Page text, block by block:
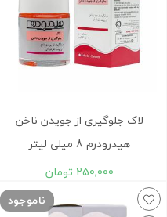
لاک جلوگیری از جویدن ناخن
هیدرودرم 8 میلی لیتر
250,000 تومان
ناموجود